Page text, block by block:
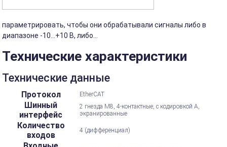
параметрировать, чтобы они обрабатывали сигналы либо в
диапазоне -10...+10 В, либо...
Технические характеристики
Технические данные
Протокол EtherCAT
Шинный
интерфейс
2 гнезда M8, 4-контактные, с кодировкой А,
экранированные
Количество
входов
4 (дифференциал)